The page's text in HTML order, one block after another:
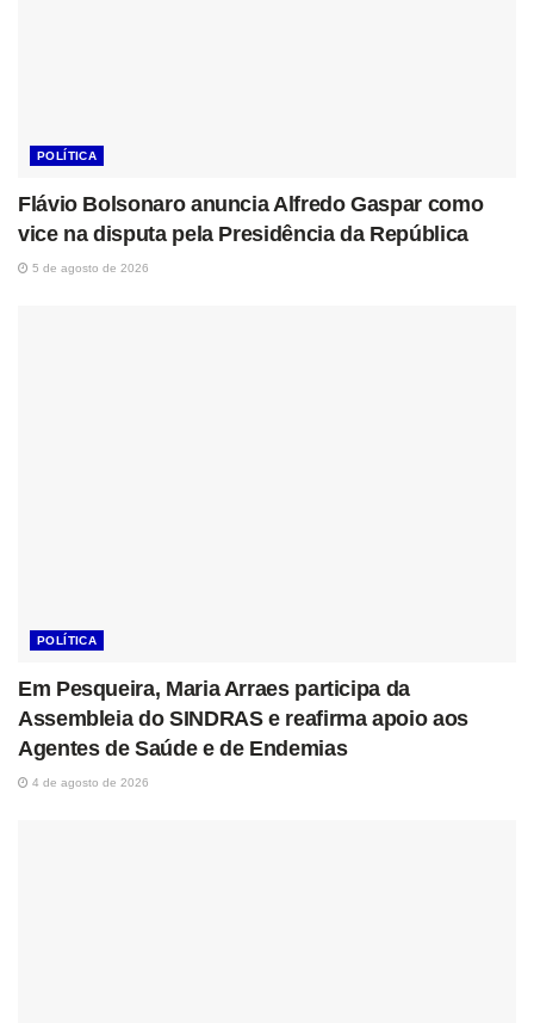
POLÍTICA
Flávio Bolsonaro anuncia Alfredo Gaspar como
vice na disputa pela Presidência da República
5 de agosto de 2026
POLÍTICA
Em Pesqueira, Maria Arraes participa da
Assembleia do SINDRAS e reafirma apoio aos
Agentes de Saúde e de Endemias
4 de agosto de 2026